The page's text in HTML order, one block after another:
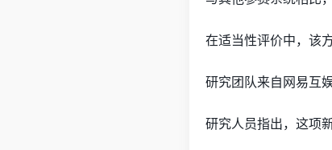
在适当性评价中，该
研究团队来自网易互
研究人员指出，这项